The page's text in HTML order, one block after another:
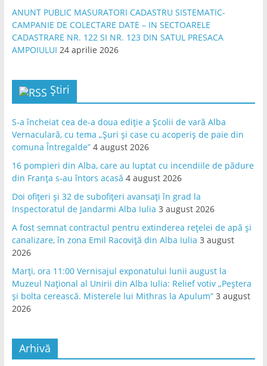
ANUNT PUBLIC MASURATORI CADASTRU SISTEMATIC-
CAMPANIE DE COLECTARE DATE – IN SECTOARELE
CADASTRARE NR. 122 SI NR. 123 DIN SATUL PRESACA
AMPOIULUI 24 aprilie 2026
Știri
S-a încheiat cea de-a doua ediție a Școlii de vară Alba
Vernaculară, cu tema „Șuri și case cu acoperiș de paie din
comuna Întregalde” 4 august 2026
16 pompieri din Alba, care au luptat cu incendiile de pădure
din Franța s-au întors acasă 4 august 2026
Doi ofițeri și 32 de subofițeri avansați în grad la
Inspectoratul de Jandarmi Alba Iulia 3 august 2026
A fost semnat contractul pentru extinderea rețelei de apă și
canalizare, în zona Emil Racoviță din Alba Iulia 3 august
2026
Marți, ora 11:00 Vernisajul exponatului lunii august la
Muzeul Național al Unirii din Alba Iulia: Relief votiv „Peștera
și bolta cerească. Misterele lui Mithras la Apulum” 3 august
2026
Arhivă